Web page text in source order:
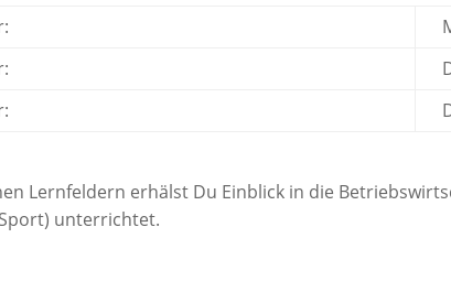
Lernfeldern erhälst Du Einblick in die
unterrichtet.